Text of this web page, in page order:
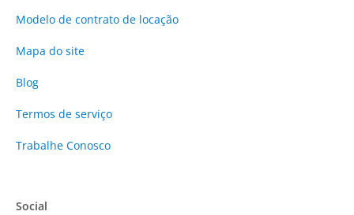
Modelo de contrato de locação
Mapa do site
Blog
Termos de serviço
Trabalhe Conosco
Social